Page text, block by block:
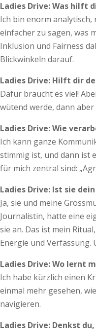
Ladies Drive: Was hilft
Ich bin enorm
einfacher zu sagen, was
Inklusion und Fairness
Blickwinkeln darauf.
Ladies Drive: Hilft dir
Dafür braucht es viel!
wütend werde, dann
Ladies Drive: Wie
Ich kann ganze
stimmig ist, und dann ist
für mich zentral sind:
Ladies Drive: Ist sie
Ja, sie und meine
Journalistin, hatte eine
sie an. Das ist mein
Energie und Verfassung.
Ladies Drive: Wo lernt
Ich habe kürzlich einen
einmal mehr gesehen,
navigieren.
Ladies Drive: Denkst